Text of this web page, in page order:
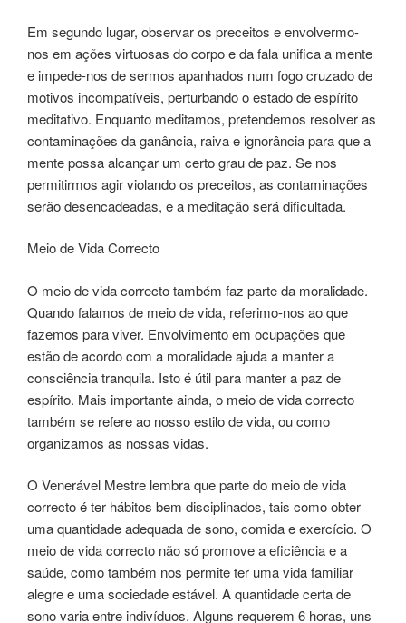
Em segundo lugar, observar os preceitos e envolvermo-
nos em ações virtuosas do corpo e da fala unifica a mente
e impede-nos de sermos apanhados num fogo cruzado de
motivos incompatíveis, perturbando o estado de espírito
meditativo. Enquanto meditamos, pretendemos resolver as
contaminações da ganância, raiva e ignorância para que a
mente possa alcançar um certo grau de paz. Se nos
permitirmos agir violando os preceitos, as contaminações
serão desencadeadas, e a meditação será dificultada.
Meio de Vida Correcto
O meio de vida correcto também faz parte da moralidade.
Quando falamos de meio de vida, referimo-nos ao que
fazemos para viver. Envolvimento em ocupações que
estão de acordo com a moralidade ajuda a manter a
consciência tranquila. Isto é útil para manter a paz de
espírito. Mais importante ainda, o meio de vida correcto
também se refere ao nosso estilo de vida, ou como
organizamos as nossas vidas.
O Venerável Mestre lembra que parte do meio de vida
correcto é ter hábitos bem disciplinados, tais como obter
uma quantidade adequada de sono, comida e exercício. O
meio de vida correcto não só promove a eficiência e a
saúde, como também nos permite ter uma vida familiar
alegre e uma sociedade estável. A quantidade certa de
sono varia entre indivíduos. Alguns requerem 6 horas, uns